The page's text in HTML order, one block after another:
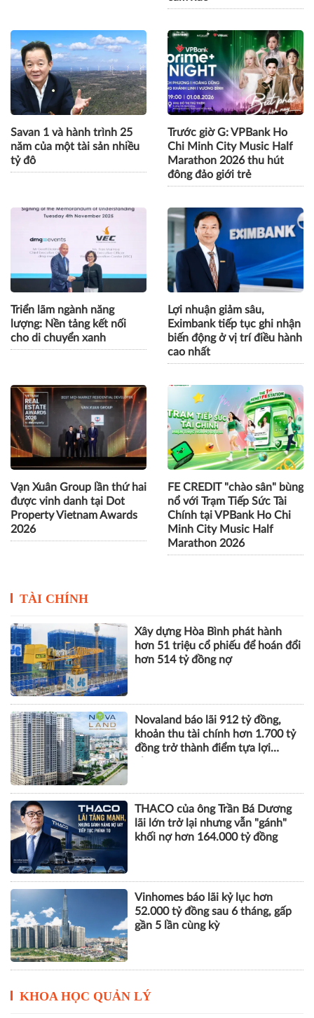
Savan 1 và hành trình 25
năm của một tài sản nhiều
tỷ đô
Trước giờ G: VPBank Ho
Chi Minh City Music Half
Marathon 2026 thu hút
đông đảo giới trẻ
Triển lãm ngành năng
lượng: Nền tảng kết nối
cho di chuyển xanh
Lợi nhuận giảm sâu,
Eximbank tiếp tục ghi nhận
biến động ở vị trí điều hành
cao nhất
Vạn Xuân Group lần thứ hai
được vinh danh tại Dot
Property Vietnam Awards
2026
FE CREDIT "chào sân" bùng
nổ với Trạm Tiếp Sức Tài
Chính tại VPBank Ho Chi
Minh City Music Half
Marathon 2026
TÀI CHÍNH
Xây dựng Hòa Bình phát hành
hơn 51 triệu cổ phiếu để hoán đổi
hơn 514 tỷ đồng nợ
Novaland báo lãi 912 tỷ đồng,
khoản thu tài chính hơn 1.700 tỷ
đồng trở thành điểm tựa lợi
THACO của ông Trần Bá Dương
lãi lớn trở lại nhưng vẫn "gánh"
khối nợ hơn 164.000 tỷ đồng
Vinhomes báo lãi kỷ lục hơn
52.000 tỷ đồng sau 6 tháng, gấp
gần 5 lần cùng kỳ
KHOA HỌC QUẢN LÝ